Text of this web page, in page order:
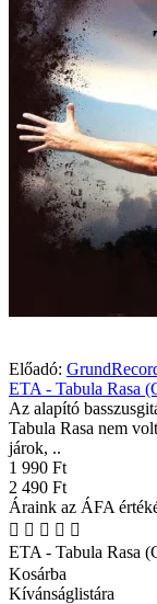
Előadó:
ETA - Tabula Rasa
Az alapító
Tabula Rasa nem
járok, ..
1 990 Ft
2 490 Ft
Áraink az ÁFA
ETA - Tabula Rasa
Kosárba
Kívánságlistára